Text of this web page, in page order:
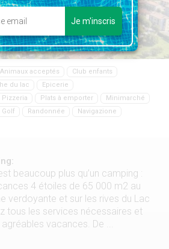
Animaux acceptés
Club enfants
du lac
Epicerie
Pizzeria Plats à emporter
Minimarché
Golf Randonnée
Navigazione
beaucoup plus qu’un camping :
4 étoiles de 65 000 m2 au
verdoyante et sur les rives du Lac
tous les services nécessaires et
vacances. De ...
Je m'inscris